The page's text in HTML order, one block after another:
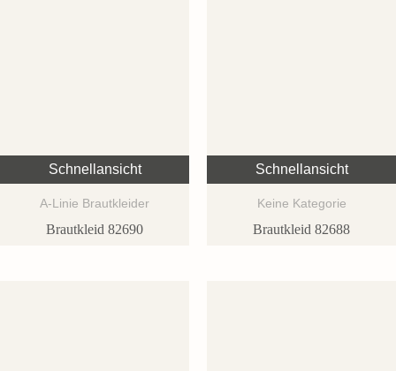
Schnellansicht
A-Linie Brautkleider
Brautkleid 82690
Schnellansicht
Keine Kategorie
Brautkleid 82688